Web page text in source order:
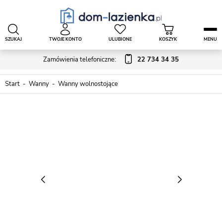
Zamówienia telefoniczne: 22 734 34 35
SZUKAJ TWOJE KONTO ULUBIONE KOSZYK MENU
Start Wanny Wanny wolnostojące